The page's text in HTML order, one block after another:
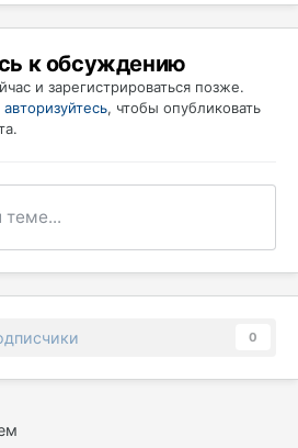
к обсуждению
и зарегистрироваться позже.
авторизуйтесь, чтобы опубликовать
теме...
0